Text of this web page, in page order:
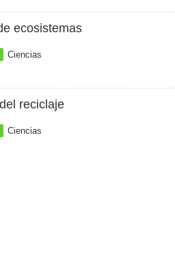
ecosistemas
Ciencias
reciclaje
Ciencias